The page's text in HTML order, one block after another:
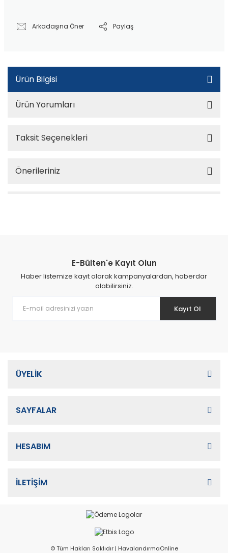
Arkadaşına Öner Paylaş
Ürün Bilgisi
Ürün Yorumları
Taksit Seçenekleri
Önerileriniz
E-Bülten'e Kayıt Olun
Haber listemize kayıt olarak kampanyalardan, haberdar
olabilirsiniz.
Kayıt Ol
ÜYELİK
SAYFALAR
HESABIM
İLETİŞİM
© Tüm Hakları Saklıdır | HavalandırmaOnline